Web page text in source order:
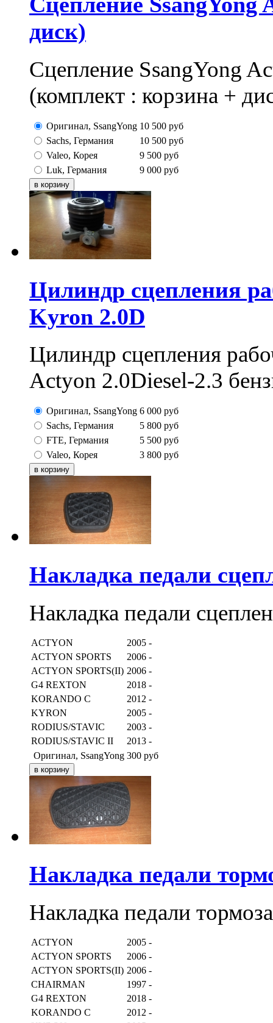
диск)
Сцепление SsangYong
(комплект : корзина +
Оригинал, SsangYong 10 500 руб
Sachs, Германия
10 500 руб
Valeo, Корея
9 500 руб
Luk, Германия
9 000 руб
Цилиндр сцепления
Kyron 2.0D
Цилиндр сцепления
Actyon 2.0Diesel-2.3
Оригинал, SsangYong 6 000 руб
Sachs, Германия
5 800 руб
FTE, Германия
5 500 руб
Valeo, Корея
3 800 руб
Накладка педали
Накладка педали
ACTYON
2005 -
ACTYON SPORTS
2006 -
ACTYON SPORTS(II) 2006 -
G4 REXTON
2018 -
KORANDO C
2012 -
KYRON
2005 -
RODIUS/STAVIC
2003 -
RODIUS/STAVIC II
2013 -
Оригинал, SsangYong 300 руб
Накладка педали
Накладка педали
ACTYON
2005 -
ACTYON SPORTS
2006 -
ACTYON SPORTS(II) 2006 -
CHAIRMAN
1997 -
G4 REXTON
2018 -
KORANDO C
2012 -